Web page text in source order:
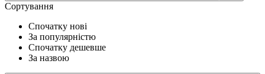
Сортування
Спочатку нові
За популярністю
Спочатку дешевше
За назвою